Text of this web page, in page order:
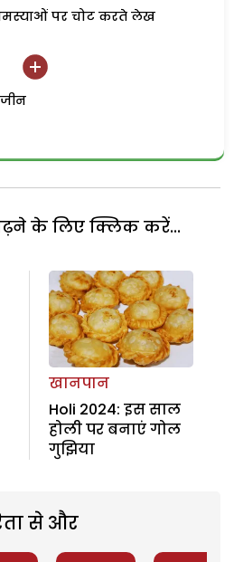
पर चोट करते लेख
के लिए क्लिक करें...
खानपान
Holi 2024: इस साल
होली पर बनाएं गोल
गुझिया
से और